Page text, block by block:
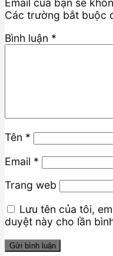
Email của bạn sẽ
Các trường bắt buộc
Bình luận *
Tên *
Email *
Trang web
Lưu tên của tôi,
duyệt này cho lần